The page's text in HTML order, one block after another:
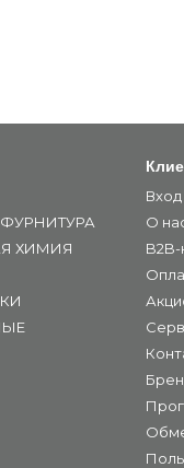
ХИМИЯ
О